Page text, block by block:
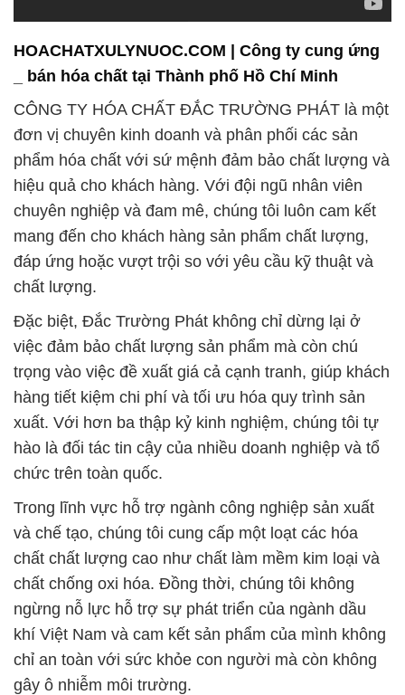
đơn vị chuyên kinh doanh và phân phối các sản
phẩm hóa chất với sứ mệnh đảm bảo chất lượng và
hiệu quả cho khách hàng. Với đội ngũ nhân viên
chuyên nghiệp và đam mê, chúng tôi luôn cam kết
mang đến cho khách hàng sản phẩm chất lượng,
đáp ứng hoặc vượt trội so với yêu cầu kỹ thuật và
chất lượng.
Đặc biệt, Đắc Trường Phát không chỉ dừng lại ở
việc đảm bảo chất lượng sản phẩm mà còn chú
trọng vào việc đề xuất giá cả cạnh tranh, giúp khách
hàng tiết kiệm chi phí và tối ưu hóa quy trình sản
xuất. Với hơn ba thập kỷ kinh nghiệm, chúng tôi tự
hào là đối tác tin cậy của nhiều doanh nghiệp và tổ
chức trên toàn quốc.
Trong lĩnh vực hỗ trợ ngành công nghiệp sản xuất
và chế tạo, chúng tôi cung cấp một loạt các hóa
chất chất lượng cao như chất làm mềm kim loại và
chất chống oxi hóa. Đồng thời, chúng tôi không
ngừng nỗ lực hỗ trợ sự phát triển của ngành dầu
khí Việt Nam và cam kết sản phẩm của mình không
chỉ an toàn với sức khỏe con người mà còn không
gây ô nhiễm môi trường.
Điều quan trọng là đội ngũ chuyên gia kỹ thuật của
chúng tôi luôn sẵn lòng cung cấp thông tin chính
xác, tư vấn kỹ thuật và giải đáp mọi thắc mắc của
khách hàng, giúp họ có quyết định đúng đắn và hiệu